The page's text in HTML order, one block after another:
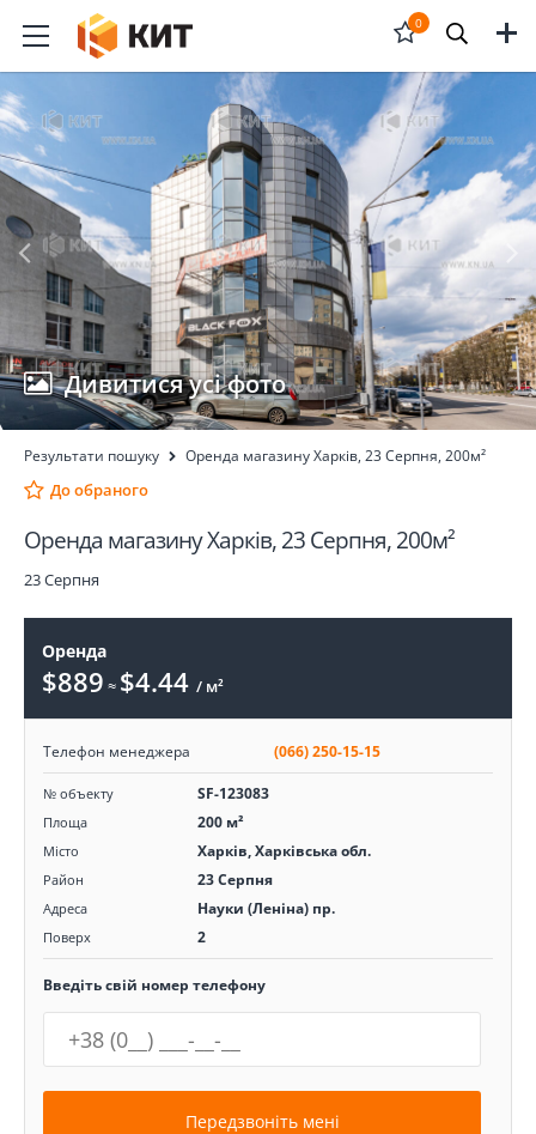
0
Відкрити
форму
пошука
Дивитися усі фото
Результати пошуку Оренда магазину Харків, 23 Серпня, 200м²
До обраного
Оренда магазину Харків, 23 Серпня, 200м²
23 Серпня
Оренда
$889 ≈ $4.44 / м²
Телефон менеджера (066) 250-15-15
№ объекту SF-123083
Площа 200 м²
Місто Харків, Харківська обл.
Район 23 Серпня
Адреса Науки (Леніна) пр.
Поверх 2
Введіть свій номер телефону
Передзвоніть мені